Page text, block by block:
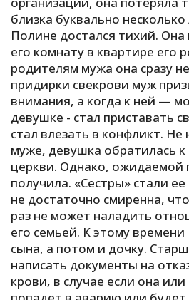
близка буквально
Полине достался тихий.
его комнату в квартире его
родителям мужа она сразу
придирки свекрови муж
внимания, а когда к ней —
девушке - стал приставать
стал влезать в конфликт.
муже, девушка обратилась
церкви. Однако, ожидаемой
получила. «Сестры» стали
не достаточно смиренна,
раз не может наладить
его семьей. К этому
сына, а потом и дочку.
написать документы на
крови, в случае если она